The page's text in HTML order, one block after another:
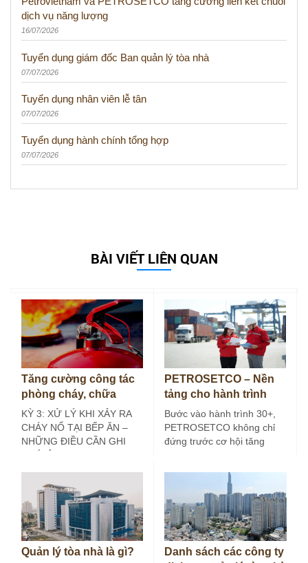
dịch vụ năng lượng
16/07/2026
Tuyển dụng giám đốc Ban quản lý tòa nhà
07/07/2026
Tuyển dụng nhân viên lễ tân
07/07/2026
Tuyển dụng hành chính tổng hợp
07/07/2026
BÀI VIẾT LIÊN QUAN
Tăng cường công tác
phòng cháy, chữa
cháy tại bếp ăn công
nghiệp (Kỳ 3)
KỲ 3: XỬ LÝ KHI XẢY RA
CHÁY NỔ TẠI BẾP ĂN –
NHỮNG ĐIỀU CẦN GHI
PETROSETCO – Nền
tảng cho hành trình
30+
Bước vào hành trình 30+,
PETROSETCO không chỉ
đứng trước cơ hội tăng
Quản lý tòa nhà là gì?
Danh sách các công ty